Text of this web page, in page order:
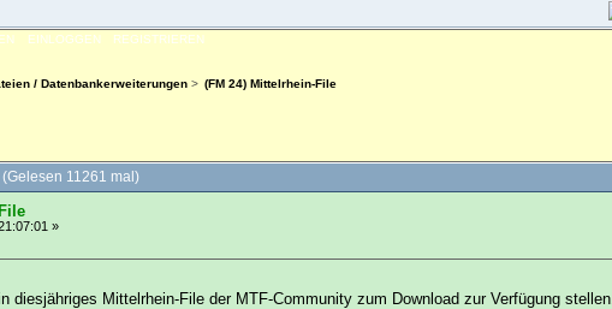
EINLOGGEN REGISTRIEREN
/ Datenbankerweiterungen> (FM 24) Mittelrhein-File
11261 mal)
»
diesjähriges Mittelrhein-File der MTF-Community zum Download zur Verfügung stellen.